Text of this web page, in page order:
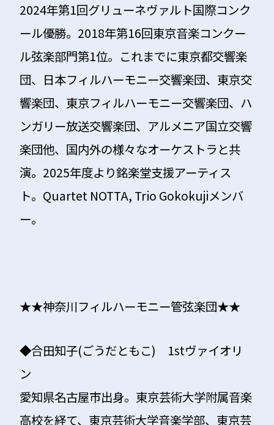
2024年第1回グリューネヴァルト国際コンク
ール優勝。2018年第16回東京音楽コンクー
ル弦楽部門第1位。これまでに東京都交響楽
団、日本フィルハーモニー交響楽団、東京交
響楽団、東京フィルハーモニー交響楽団、ハ
ンガリー放送交響楽団、アルメニア国立交響
楽団他、国内外の様々なオーケストラと共
演。2025年度より銘楽堂支援アーティス
ト。Quartet NOTTA, Trio Gokokujiメンバ
ー。
★★神奈川フィルハーモニー管弦楽団★★
◆合田知子(ごうだともこ) 1stヴァイオリ
ン
愛知県名古屋市出身。東京芸術大学附属音楽
高校を経て、東京芸術大学音楽学部、東京芸